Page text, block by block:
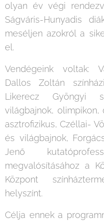
olyan év végi
Ságváris-Hunyadis
meséljen azokról a
el.
Vendégeink voltak:
Dallos Zoltán
Likerecz Gyöngyi
világbajnok, olimpikon,
asztrofizikus, Czéllai-
és világbajnok,
Jenő
megvalósításához a
Központ
helyszínt.
Célja ennek a